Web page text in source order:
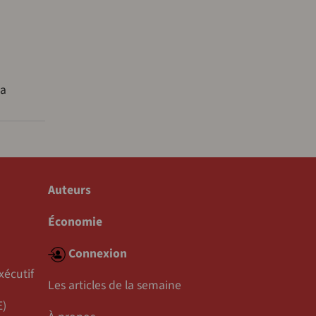
Auteurs
Économie
Connexion
Les articles de la semaine